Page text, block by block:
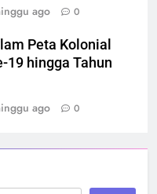
ago 0
Peta Kolonial
19 hingga Tahun
ago 0